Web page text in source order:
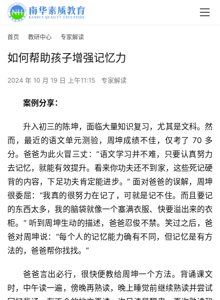
首页 教研中心 专家解读
如何帮助孩子增强记忆力
2024 年 10 月 19 日 上午11:15 专家解读
案例分享：
升入初三的陈坤，面临大量知识复习，尤其是文科。然
而，最近的语文单元测验，周坤成绩不佳，仅考了 70 多
分。爸爸为此火冒三丈：“语文学习并不难，只要认真努力
去记忆，就能有效提升。看来你功夫还不到家，这些死记硬
背的内容，下足功夫肯定能进步。” 面对爸爸的误解，周坤
很委屈：“我真的很努力在记了，可就是记不住。而且要记
的东西太多，我的脑袋就像一个塞满衣服、快要溢出来的衣
柜。” 听到周坤生动的描述，爸爸忍俊不禁。笑过之后，爸
爸对周坤说：“每个人的记忆能力确有不同，但记忆是有方
法的，爸爸帮你找找。”
爸爸言出必行，很快便教给周坤一个方法。背诵课文
时，中午读一遍，傍晚再熟读，晚上睡觉前继续熟读并尝试